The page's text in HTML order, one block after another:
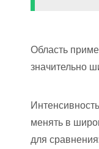
Область
значительно
менять в
для